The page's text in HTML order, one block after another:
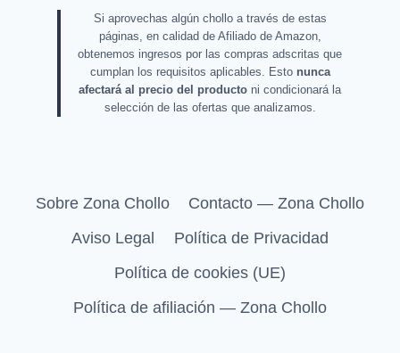
Si aprovechas algún chollo a través de estas
páginas, en calidad de Afiliado de Amazon,
obtenemos ingresos por las compras adscritas que
cumplan los requisitos aplicables. Esto nunca
afectará al precio del producto ni condicionará la
selección de las ofertas que analizamos.
Sobre Zona Chollo
Contacto — Zona Chollo
Aviso Legal
Política de Privacidad
Política de cookies (UE)
Política de afiliación — Zona Chollo